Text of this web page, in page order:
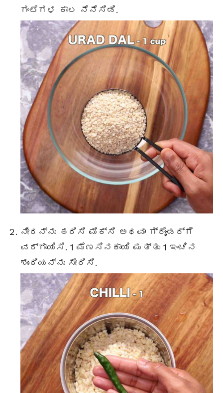
ಗಂಟೆಗಳ ಕಾಲ ನೆನೆಸಿಡಿ.
ನೀರನ್ನು ಹರಿಸಿ ಮಿಕ್ಸಿ ಅಥವಾ ಗ್ರೈಂಡರ್ಗೆ
ವರ್ಗಾಯಿಸಿ. 1 ಮೆಣಸಿನಕಾಯಿ ಮತ್ತು 1 ಇಂಚಿನ
ಶುಂಠಿಯನ್ನು ಸೇರಿಸಿ.